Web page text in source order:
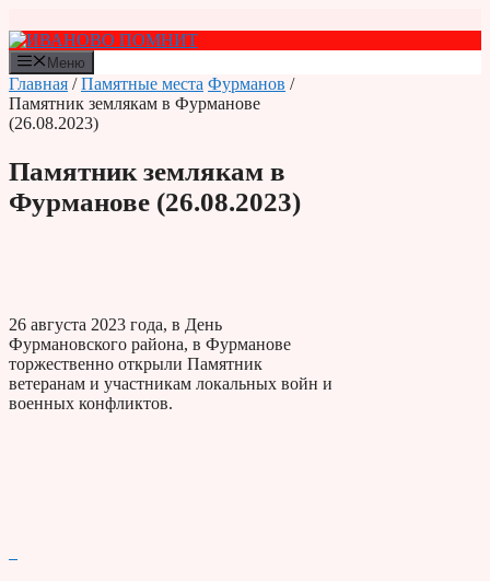
к
содержимому
Меню
Главная /Памятные места Фурманов /
Памятник землякам в Фурманове
(26.08.2023)
Памятник землякам в
Фурманове (26.08.2023)
26 августа 2023 года, в День
Фурмановского района, в Фурманове
торжественно открыли Памятник
ветеранам и участникам локальных войн и
военных конфликтов.